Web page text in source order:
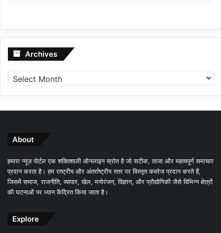
Archives Archives
About
हमारा न्यूज़ पोर्टल एक शक्तिशाली ऑनलाइन स्रोत है जो सटीक, ताजा और महत्वपूर्ण समाचार
प्रदान करता है। हम राष्ट्रीय और अंतर्राष्ट्रीय स्तर पर विस्तृत कवरेज प्रदान करते हैं,
जिसमें समाज, राजनीति, व्यापार, खेल, मनोरंजन, विज्ञान, और प्रौद्योगिकी जैसे विभिन्न क्षेत्रों
की घटनाओं पर ध्यान केंद्रित किया जाता है।
Explore